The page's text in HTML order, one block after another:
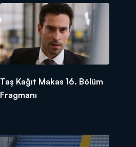
Taş Kağıt Makas 16. Bölüm
Fragmanı